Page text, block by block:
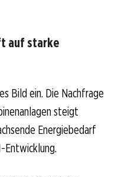
auf starke
Bild ein. Die Nachfrage
steigt
Energiebedarf
Entwicklung.